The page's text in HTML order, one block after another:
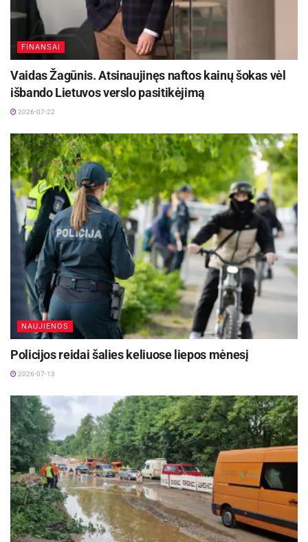
VSAT Ignalinos rinktinės inf.
FINANSAI
Vaidas Žagūnis. Atsinaujinęs naftos kainų šokas vėl
išbando Lietuvos verslo pasitikėjimą
2026-07-22
NAUJIENOS
Policijos reidai šalies keliuose liepos mėnesį
2026-07-13